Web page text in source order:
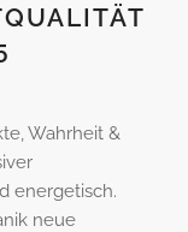
Wahrheit &
energetisch.
neue